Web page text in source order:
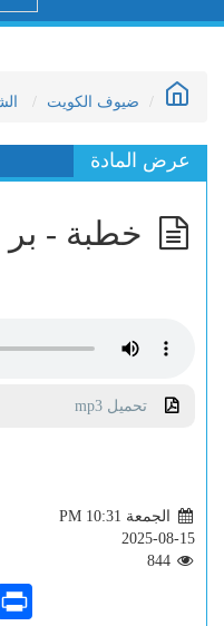
ضيوف الكويت
عرض المادة
خطبة - بر
تحميل mp3
الجمعة PM 10:31
2025-08-15
Print